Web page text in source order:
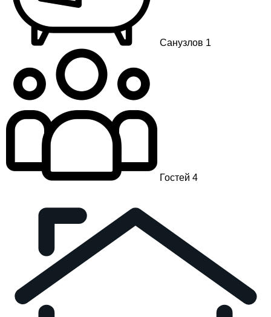
Санузлов 1
Гостей 4